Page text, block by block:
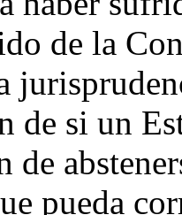
de la
de si un
de
pueda